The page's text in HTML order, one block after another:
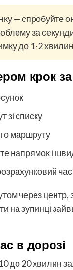
— спробуйте
за
до 1-2
крок
зі списку
маршруту
напрямок і
через центр,
на зупинці
в дорозі
до 20 хвилин